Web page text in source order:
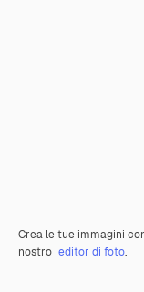
Crea le tue immagini
nostro editor di foto.